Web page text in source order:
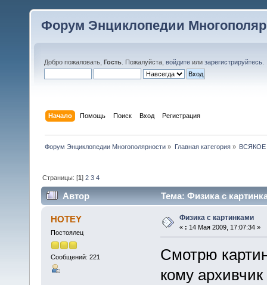
Форум Энциклопедии
Добро пожаловать, Гость . Пожалуйста, войдите или зарегистрируйтесь
Начало Помощь Поиск Вход Регистрация
Форум Энциклопедии Многополярности » Главная категория» ВСЯКОЕ
Страницы: [1]2 3 4
Автор Тема: Физика с
HOTEY
Постоялец
Сообщений: 221
Физика с картинками
« : 14 Мая 2009, 17:07:34 »
Смотрю
кому